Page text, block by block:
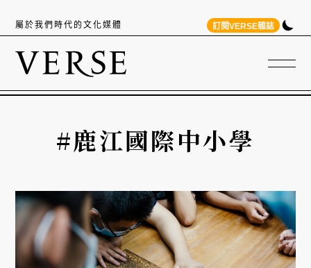
屬於我們時代的文化媒體 訂閱VERSE雜誌
#鹿江國際中小學